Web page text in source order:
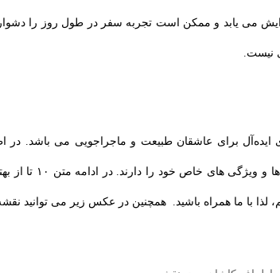
می ‌یابد و ممکن است تجربه سفر در طول روز را دشوار
نیست.
ایده‌آل برای عاشقان طبیعت و ماجراجویی می باشد. در
تعداد زیادی کویر وجود دارند که هر کدام
با ما همراه باشید. همچنین در عکس زیر می توانید